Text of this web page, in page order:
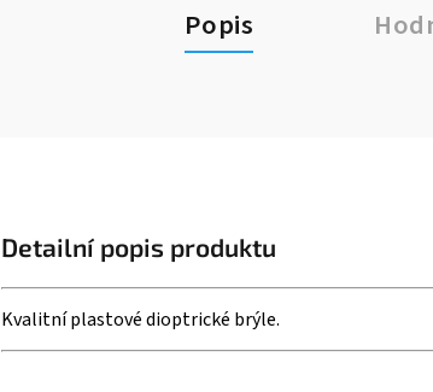
Popis
Detailní popis produktu
Kvalitní plastové dioptrické brýle.